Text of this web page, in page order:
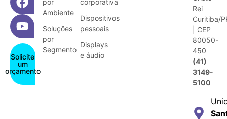
Solicite
um
orçamento
por
Ambiente
Soluções
por
Segmento
corporativa
Dispositivos
pessoais
Displays
e áudio
Rei
Curitiba/
| CEP
80050-
450
(41)
3149-
5100